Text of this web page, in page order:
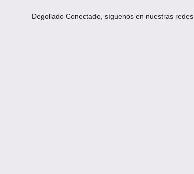
Degollado Conectado, síguenos en nuestras redes